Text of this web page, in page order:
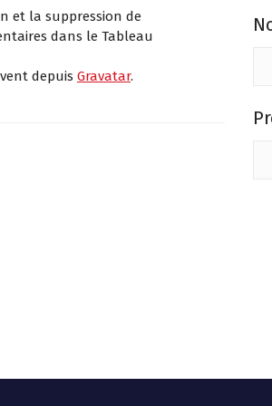
et la suppression de
dans le Tableau
depuis Gravatar.